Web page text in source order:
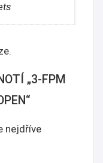
„3-FPM
nejdříve